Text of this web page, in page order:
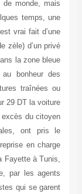
monde, mais
temps, une
vrai fait d’une
zèle) d’un privé
la zone bleue
bonheur des
traînées ou
29 DT la voiture !
excès du citoyen
ont pris le
en charge
Fayette à Tunis,
par les agents
qui se garent